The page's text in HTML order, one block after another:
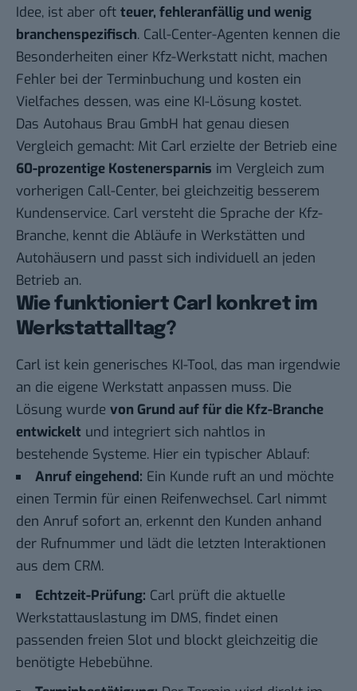
Idee, ist aber oft teuer, fehleranfällig und wenig
branchenspezifisch. Call-Center-Agenten kennen die
Besonderheiten einer Kfz-Werkstatt nicht, machen
Fehler bei der Terminbuchung und kosten ein
Vielfaches dessen, was eine KI-Lösung kostet.
Das Autohaus Brau GmbH hat genau diesen
Vergleich gemacht: Mit Carl erzielte der Betrieb eine
60-prozentige Kostenersparnis im Vergleich zum
vorherigen Call-Center, bei gleichzeitig besserem
Kundenservice. Carl versteht die Sprache der Kfz-
Branche, kennt die Abläufe in Werkstätten und
Autohäusern und passt sich individuell an jeden
Betrieb an.
Wie funktioniert Carl konkret im
Werkstattalltag?
Carl ist kein generisches KI-Tool, das man irgendwie
an die eigene Werkstatt anpassen muss. Die
Lösung wurde von Grund auf für die Kfz-Branche
entwickelt und integriert sich nahtlos in
bestehende Systeme. Hier ein typischer Ablauf:
Anruf eingehend: Ein Kunde ruft an und möchte
einen Termin für einen Reifenwechsel. Carl nimmt
den Anruf sofort an, erkennt den Kunden anhand
der Rufnummer und lädt die letzten Interaktionen
aus dem CRM.
Echtzeit-Prüfung: Carl prüft die aktuelle
Werkstattauslastung im DMS, findet einen
passenden freien Slot und blockt gleichzeitig die
benötigte Hebebühne.